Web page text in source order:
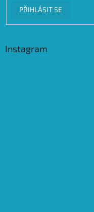
PŘIHLÁSIT SE
Instagram